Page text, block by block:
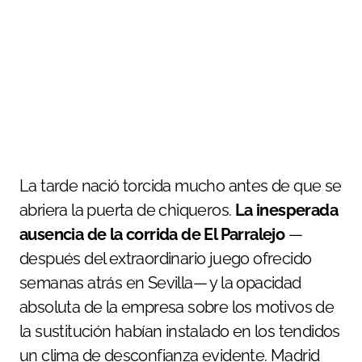
La tarde nació torcida mucho antes de que se
abriera la puerta de chiqueros. La inesperada
ausencia de la corrida de El Parralejo—
después del extraordinario juego ofrecido
semanas atrás en Sevilla— y la opacidad
absoluta de la empresa sobre los motivos de
la sustitución habían instalado en los tendidos
un clima de desconfianza evidente. Madrid